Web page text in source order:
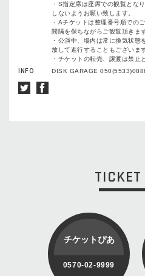
・S指定席は座席での観覧とな
しないようお願い致します。
・Aチケットは整理番号順での
間隔を保ちながらご観覧頂きます
・公演中、場内は常に換気状態
放して進行することもございます
・チケットの転売、譲渡は禁止
INFO
DISK GARAGE
チケットぴあ
0570-02-9999